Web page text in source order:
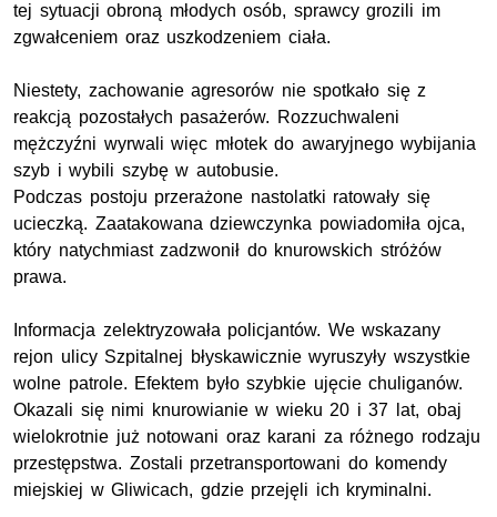
tej sytuacji obroną młodych osób, sprawcy grozili im
zgwałceniem oraz uszkodzeniem ciała.
Niestety, zachowanie agresorów nie spotkało się z
reakcją pozostałych pasażerów. Rozzuchwaleni
mężczyźni wyrwali więc młotek do awaryjnego wybijania
szyb i wybili szybę w autobusie.
Podczas postoju przerażone nastolatki ratowały się
ucieczką. Zaatakowana dziewczynka powiadomiła ojca,
który natychmiast zadzwonił do knurowskich stróżów
prawa.
Informacja zelektryzowała policjantów. We wskazany
rejon ulicy Szpitalnej błyskawicznie wyruszyły wszystkie
wolne patrole. Efektem było szybkie ujęcie chuliganów.
Okazali się nimi knurowianie w wieku 20 i 37 lat, obaj
wielokrotnie już notowani oraz karani za różnego rodzaju
przestępstwa. Zostali przetransportowani do komendy
miejskiej w Gliwicach, gdzie przejęli ich kryminalni.